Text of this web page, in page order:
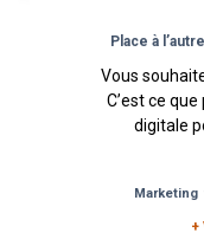
Place à
Vous
C’est ce
digitale
Marketing
+